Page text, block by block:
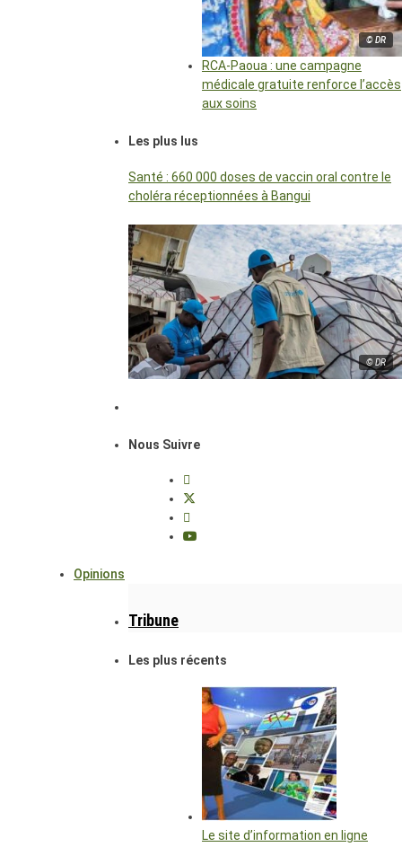
© DR
RCA-Paoua : une campagne
médicale gratuite renforce l’accès
aux soins
Les plus lus
Santé : 660 000 doses de vaccin oral contre le
choléra réceptionnées à Bangui
© DR
Nous Suivre
Opinions
Tribune
Les plus récents
Le site d’information en ligne